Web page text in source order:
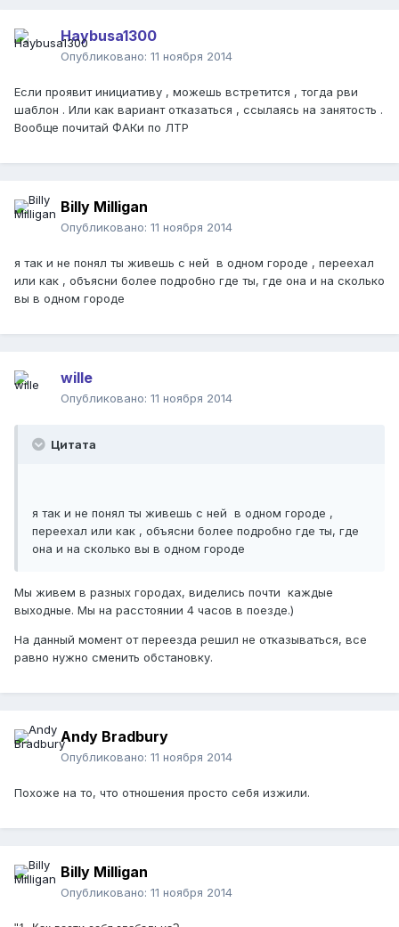
Haybusa1300
Опубликовано: 11 ноября 2014
Если проявит инициативу , можешь встретится , тогда рви
шаблон . Или как вариант отказаться , ссылаясь на занятость .
Вообще почитай ФАКи по ЛТР
Billy Milligan
Опубликовано: 11 ноября 2014
я так и не понял ты живешь с ней в одном городе , переехал
или как , объясни более подробно где ты, где она и на сколько
вы в одном городе
wille
Опубликовано: 11 ноября 2014
Цитата
я так и не понял ты живешь с ней в одном городе ,
переехал или как , объясни более подробно где ты, где
она и на сколько вы в одном городе
Мы живем в разных городах, виделись почти каждые
выходные. Мы на расстоянии 4 часов в поезде.)
На данный момент от переезда решил не отказываться, все
равно нужно сменить обстановку.
Andy Bradbury
Опубликовано: 11 ноября 2014
Похоже на то, что отношения просто себя изжили.
Billy Milligan
Опубликовано: 11 ноября 2014